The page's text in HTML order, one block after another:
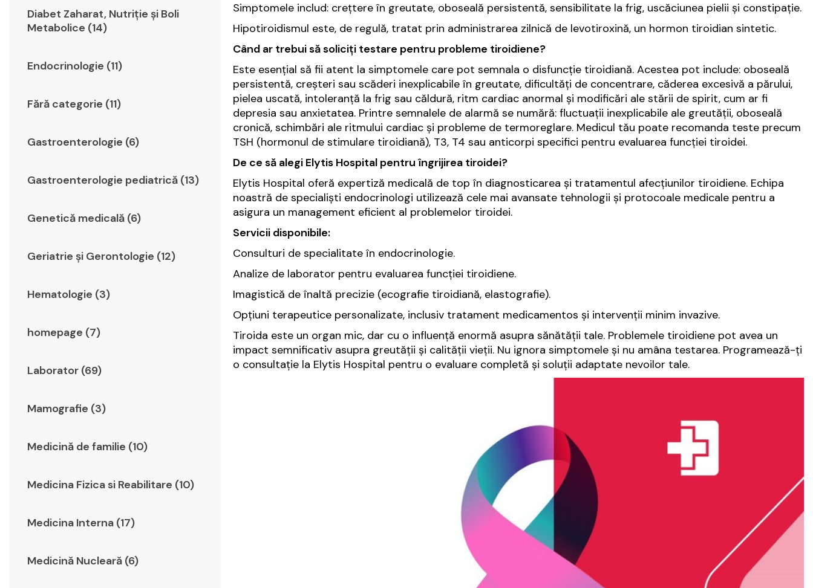
Diabet Zaharat, Nutriţie şi Boli
Metabolice (14)
Endocrinologie (11)
Fără categorie (11)
Gastroenterologie (6)
Gastroenterologie pediatrică (13)
Genetică medicală (6)
Geriatrie şi Gerontologie (12)
Hematologie (3)
homepage (7)
Laborator (69)
Mamografie (3)
Medicină de familie (10)
Medicina Fizica si Reabilitare (10)
Medicina Interna (17)
Medicină Nucleară (6)
Simptomele includ: crețtere în greutate, oboseală persistentă, sensibilitate la frig, uscăciunea pielii și constipație.
Hipotiroidismul este, de regulă, tratat prin administrarea zilnică de levotiroxină, un hormon tiroidian sintetic.
Când ar trebui să soliciți testare pentru probleme tiroidiene?
Este esențial să fii atent la simptomele care pot semnala o disfuncție tiroidiană. Acestea pot include: oboseală
persistentă, creșteri sau scăderi inexplicabile în greutate, dificultăți de concentrare, căderea excesivă a părului,
pielea uscată, intoleranță la frig sau căldură, ritm cardiac anormal și modificări ale stării de spirit, cum ar fi
depresia sau anxietatea. Printre semnalele de alarmă se numără: fluctuații inexplicabile ale greutății, oboseală
cronică, schimbări ale ritmului cardiac și probleme de termoreglare. Medicul tău poate recomanda teste precum
TSH (hormonul de stimulare tiroidiană), T3, T4 sau anticorpi specifici pentru evaluarea funcției tiroidei.
De ce să alegi Elytis Hospital pentru îngrijirea tiroidei?
Elytis Hospital oferă expertiză medicală de top în diagnosticarea și tratamentul afecțiunilor tiroidiene. Echipa
noastră de specialiști endocrinologi utilizează cele mai avansate tehnologii și protocoale medicale pentru a
asigura un management eficient al problemelor tiroidei.
Servicii disponibile:
Consulturi de specialitate în endocrinologie.
Analize de laborator pentru evaluarea funcției tiroidiene.
Imagistică de înaltă precizie (ecografie tiroidiană, elastografie).
Opțiuni terapeutice personalizate, inclusiv tratament medicamentos și intervenții minim invazive.
Tiroida este un organ mic, dar cu o influență enormă asupra sănătății tale. Problemele tiroidiene pot avea un
impact semnificativ asupra greutății și calității vieții. Nu ignora simptomele și nu amâna testarea. Programează-ți
o consultație la Elytis Hospital pentru o evaluare completă și soluții adaptate nevoilor tale.